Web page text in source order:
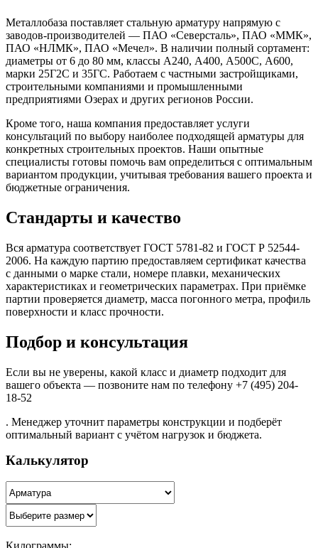
Металлобаза поставляет стальную арматуру напрямую с
заводов-производителей — ПАО «Северсталь», ПАО «ММК»,
ПАО «НЛМК», ПАО «Мечел». В наличии полный сортамент:
диаметры от 6 до 80 мм, классы А240, А400, А500С, А600,
марки 25Г2С и 35ГС. Работаем с частными застройщиками,
строительными компаниями и промышленными
предприятиями Озерах и других регионов России.
Кроме того, наша компания предоставляет услуги
консультаций по выбору наиболее подходящей арматуры для
конкретных строительных проектов. Наши опытные
специалисты готовы помочь вам определиться с оптимальным
вариантом продукции, учитывая требования вашего проекта и
бюджетные ограничения.
Стандарты и качество
Вся арматура соответствует ГОСТ 5781-82 и ГОСТ Р 52544-
2006. На каждую партию предоставляем сертификат качества
с данными о марке стали, номере плавки, механических
характеристиках и геометрических параметрах. При приёмке
партии проверяется диаметр, масса погонного метра, профиль
поверхности и класс прочности.
Подбор и консультация
Если вы не уверены, какой класс и диаметр подходит для
вашего объекта — позвоните нам по телефону +7 (495) 204-
18-52
. Менеджер уточнит параметры конструкции и подберёт
оптимальный вариант с учётом нагрузок и бюджета.
Калькулятор